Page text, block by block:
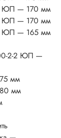
ЮП — 170 мм
ЮП — 170 мм
ЮП — 165 мм
2-2 ЮП —
мм
мм